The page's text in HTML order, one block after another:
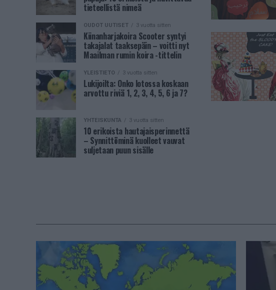
tieteellistä nimeä
OUDOT UUTISET 3 vuotta sitten
Kiinanharjakoira Scooter syntyi
takajalat taaksepäin – voitti nyt
Maailman rumin koira -tittelin
YLEISTIETO 3 vuotta sitten
Lukijoilta: Onko lotossa koskaan
arvottu riviä 1, 2, 3, 4, 5, 6 ja 7?
YHTEISKUNTA 3 vuotta sitten
10 erikoista hautajaisperinnettä
– Synnittöminä kuolleet vauvat
suljetaan puun sisälle